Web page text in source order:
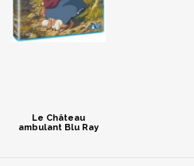
Le Château
ambulant Blu Ray